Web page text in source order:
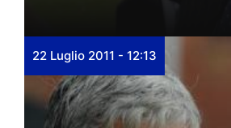
22 Luglio 2011 - 12:13